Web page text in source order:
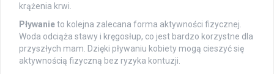
krążenia krwi.
Pływanieto kolejna zalecana forma aktywności fizycznej.
Woda odciąża stawy i kręgosłup, co jest bardzo korzystne dla
przyszłych mam. Dzięki pływaniu kobiety mogą cieszyć się
aktywnością fizyczną bez ryzyka kontuzji.